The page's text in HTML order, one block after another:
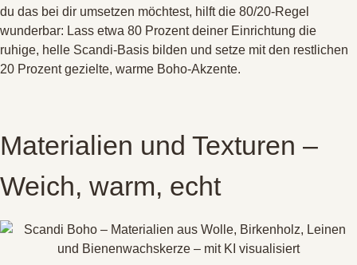
du das bei dir umsetzen möchtest, hilft die 80/20-Regel
wunderbar: Lass etwa 80 Prozent deiner Einrichtung die
ruhige, helle Scandi-Basis bilden und setze mit den restlichen
20 Prozent gezielte, warme Boho-Akzente.
Materialien und Texturen –
Weich, warm, echt